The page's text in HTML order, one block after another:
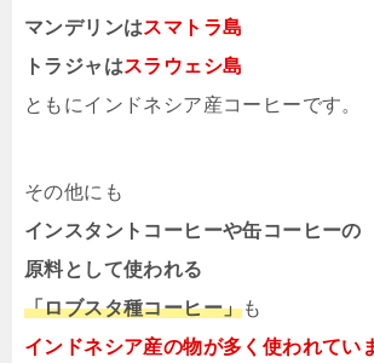
マンデリンはスマトラ島
トラジャはスラウェシ島
ともにインドネシア産コーヒーです。
その他にも
インスタントコーヒーや缶コーヒーの
原料として使われる
「ロブスタ種コーヒー」も
インドネシア産の物が多く使われてい